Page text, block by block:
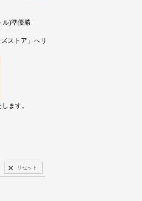
ル)準優勝
ストア」へリ
ます。
リセット